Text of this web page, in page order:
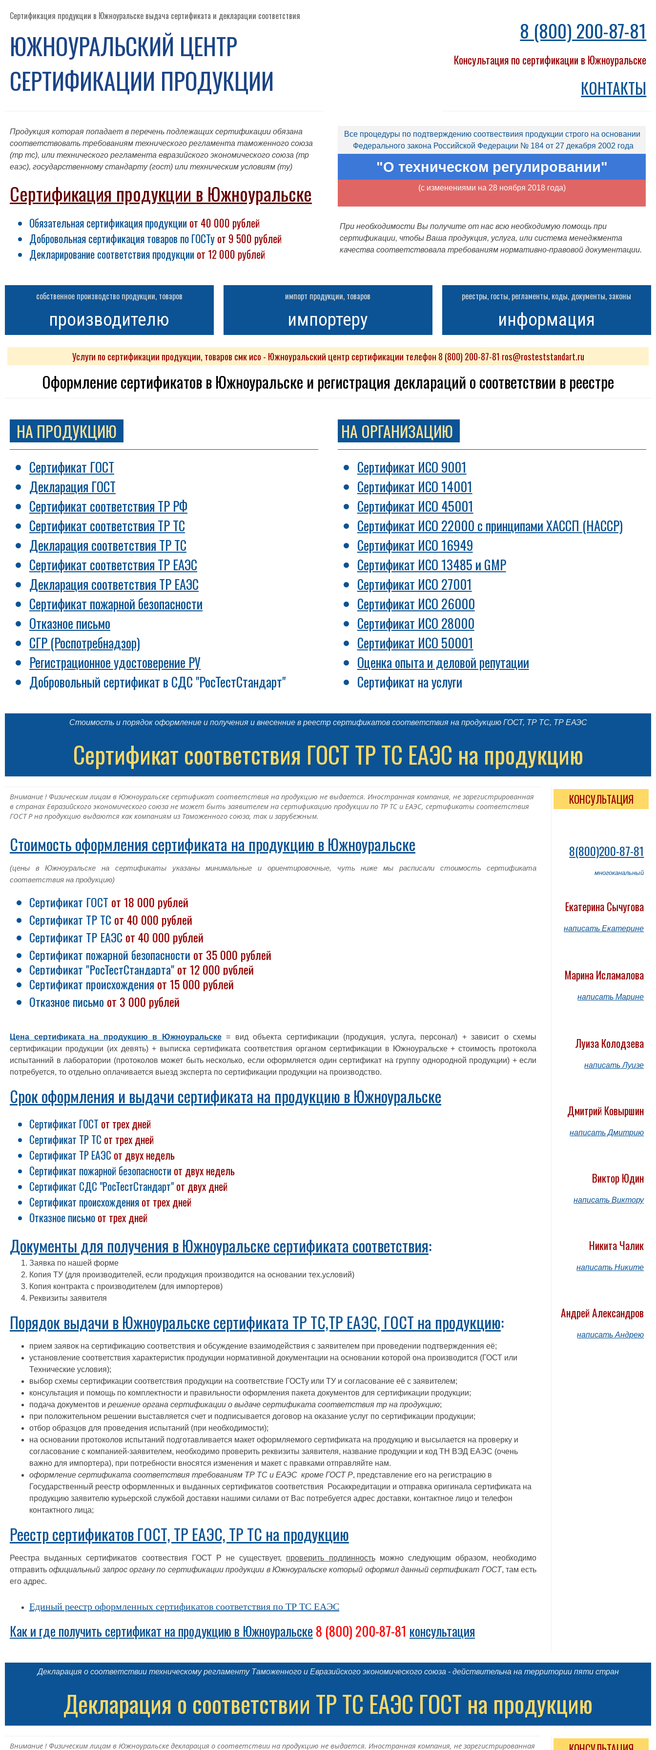
Сертификация продукции в Южноуральске выдача сертификата и декларации соответствия
ЮЖНОУРАЛЬСКИЙ ЦЕНТР
СЕРТИФИКАЦИИ ПРОДУКЦИИ
8 (800) 200-87-81
Консультация по сертификации в Южноуральске
КОНТАКТЫ
Продукция которая попадает в перечень подлежащих сертификации обязана
соответствовать требованиям технического регламента таможенного союза
(тр тс), или технического регламента евразийского экономического союза (тр
еаэс), государственному стандарту (гост) или техническим условиям (ту)
Сертификация продукции в Южноуральске
Обязательная сертификация продукции от 40 000 рублей
Добровольная сертификация товаров по ГОСТуот 9 500 рублей
Декларирование соответствия продукции от 12 000 рублей
Все процедуры по подтверждению соотвествиия продукции строго на основании
Федерального закона Российской Федерации № 184 от 27 декабря 2002 года
"О техническом регулировании"
(с изменениями на 28 ноября 2018 года)
При необходимости Вы получите от нас всю необходимую помощь при
сертификации, чтобы Ваша продукция, услуга, или система менеджмента
качества соответствовала требованиям нормативно-правовой документации.
реестры, госты, регламенты, коды, документы, законы
информация
собственное производство продукции, товаров
производителю
импорт продукции, товаров
импортеру
Услуги по сертификации продукции, товаров смк исо - Южноуральский центр сертификации телефон 8 (800) 200-87-81 ros@rosteststandart.ru
Оформление сертификатов в Южноуральске и регистрация деклараций о соответствии в реестре
НА ПРОДУКЦИЮ
Сертификат ГОСТ
Декларация ГОСТ
Сертификат соответствия ТР РФ
Сертификат соответствия ТР ТС
Декларация соответствия ТР ТС
Сертификат соответствия ТР ЕАЭС
Декларация соответствия ТР ЕАЭС
Сертификат пожарной безопасности
Отказное письмо
СГР (Роспотребнадзор)
Регистрационное удостоверение РУ
Добровольный сертификат в СДС "РосТестСтандарт"
НА ОРГАНИЗАЦИЮ
Сертификат ИСО 9001
Сертификат ИСО 14001
Сертификат ИСО 45001
Сертификат ИСО 22000 с принципами ХАССП (HACCP)
Сертификат ИСО 16949
Сертификат ИСО 13485 и GMP
Сертификат ИСО 27001
Сертификат ИСО 26000
Сертификат ИСО 28000
Сертификат ИСО 50001
Оценка опыта и деловой репутации
Сертификат на услуги
Стоимость и порядок оформление и получения и внесенние в реестр сертификатов соответствия на продукцию ГОСТ, ТР ТС, ТР ЕАЭС
Сертификат соответствия ГОСТ ТР ТС ЕАЭС на продукцию
Внимание ! Физическим лицам в Южноуральске сертификат соответствия на продукцию не выдается. Иностранная компания, не зарегистрированная
в странах Евразийского экономического союза не может быть заявителем на сертификацию продукции по ТР ТС и ЕАЭС, сертификаты соответствия
ГОСТ Р на продукцию выдаются как компаниям из Таможенного союза, так и зарубежным.
Стоимость оформления сертификата на продукцию в Южноуральске
(цены в Южноуральске на сертификаты указаны минимальные и ориентировочные, чуть ниже мы расписали стоимость сертификата
соответствия на продукцию)
Сертификат ГОСТ от 18 000 рублей
Сертификат ТР ТС от 40 000 рублей
Сертификат ТР ЕАЭС от 40 000 рублей
Сертификат пожарной безопасности от 35 000 рублей
Сертификат "РосТестСтандарта"от 12 000 рублей
Сертификат происхождения от 15 000 рублей
Отказное письмо от 3 000 рублей
Цена сертификата на продукцию в Южноуральске= вид объекта сертификации (продукция, услуга, персонал) + зависит о схемы
сертификации продукции (их девять) + выписка сертификата соответствия органом сертификации в Южноуральске + стоимость протокола
испытанний в лаборатории (протоколов может быть несколько, если оформляется один сертификат на группу однородной продукции) + если
потребуется, то отдельно оплачивается выезд эксперта по сертификации продукции на производство.
Срок оформления и выдачи сертификата на продукцию в Южноуральске
Сертификат ГОСТ от трех дней
Сертификат ТР ТС от трех дней
Сертификат ТР ЕАЭС от двух недель
Сертификат пожарной безопасности от двух недель
Сертификат СДС "РосТестСтандарт"от двух дней
Сертификат происхожденияот трех дней
Отказное письмоот трех дней
Документы для получения в Южноуральске сертификата соответствия:
Заявка по нашей форме
Копия ТУ (для производителей, если продукция производится на основании тех.условий)
Копия контракта с производителем (для импортеров)
Реквизиты заявителя
Порядок выдачи в Южноуральске сертификата ТР ТС,ТР ЕАЭС, ГОСТ на продукцию:
прием заявок на сертификацию соответствия и обсуждение взаимодействия с заявителем при проведении подтвержденния её;
установление соответствия характеристик продукции нормативной документации на основании которой она производится (ГОСТ или
Технические условия);
выбор схемы сертификации соответствия продукции на соответствие ГОСТу или ТУ и согласование её с заявителем;
консультация и помощь по комплектности и правильности оформления пакета документов для сертификации продукции;
подача документов и решение органа сертификации о выдаче сертификата соответствия тр на продукцию;
при положительном решении выставляется счет и подписывается договор на оказание услуг по сертификации продукции;
отбор образцов для проведения испытаний (при необходимости);
на основании протоколов испытаний подготавливается макет оформляемого сертификата на продукцию и высылается на проверку и
согласование с компанией-заявителем, необходимо проверить реквизиты заявителя, название продукции и код ТН ВЭД ЕАЭС (очень
важно для импортера), при потребности вносятся изменения и макет с правками отправляйте нам.
оформление сертификата соответствия требованиям ТР ТС и ЕАЭС кроме ГОСТ Р, представление его на регистрацию в
Государственный реестр оформленных и выданных сертификатов соответствия Росаккредитации и отправка оригинала сертификата на
продукцию заявителю курьерской службой доставки нашими силами от Вас потребуется адрес доставки, контактное лицо и телефон
контактного лица;
Реестр сертификатов ГОСТ, ТР ЕАЭС, ТР ТС на продукцию
Реестра выданных сертификатов соотвествия ГОСТ Р не существует, проверить подлинностьможно следующим образом, необходимо
отправитьофициальный запрос органу по сертификации продукции в Южноуральске который оформил данный сертификат ГОСТ, там есть
его адрес.
Единый реестр оформленных сертификатов соответствия по ТР ТС ЕАЭС
Как и где получить сертификат на продукцию в Южноуральске 8 (800) 200-87-81 консультация
КОНСУЛЬТАЦИЯ
8(800)200-87-81
многоканальный
Екатерина Сычугова
написать Екатерине
Марина Исламалова
написать Марине
Луиза Колодзева
написать Луизе
Дмитрий Ковыршин
написать Дмитрию
Виктор Юдин
написать Виктору
Никита Чалик
написать Никите
Андрей Александров
написать Андрею
Декларация о соответствии техническому регламенту Таможенного и Евразийского экономического союза - действительна на территории пяти стран
Декларация о соответствии ТР ТС ЕАЭС ГОСТ на продукцию
Внимание ! Физическим лицам в Южноуральске декларация о соответствии на продукцию не выдается. Иностранная компания, не зарегистрированная